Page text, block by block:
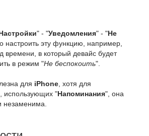
" - "Уведомления" - "Не
настроить эту функцию, например,
времени, в который девайс будет
в режим "Не беспокоить".
для iPhone , хотя для
, использующих "Напоминания", она
незаменима.